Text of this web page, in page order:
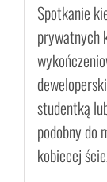
Spotkanie
prywatnych
studentką
podobny do
kobiecej